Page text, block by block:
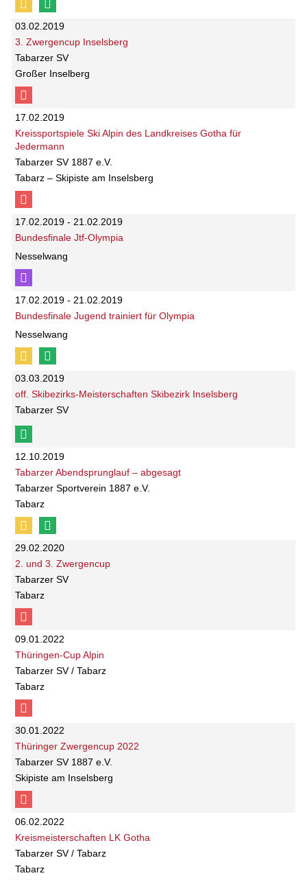
03.02.2019
3. Zwergencup Inselsberg
Tabarzer SV
Großer Inselberg
17.02.2019
Kreissportspiele Ski Alpin des Landkreises Gotha für
Jedermann
Tabarzer SV 1887 e.V.
Tabarz – Skipiste am Inselsberg
17.02.2019 - 21.02.2019
Bundesfinale Jtf-Olympia
Nesselwang
17.02.2019 - 21.02.2019
Bundesfinale Jugend trainiert für Olympia
Nesselwang
03.03.2019
off. Skibezirks-Meisterschaften Skibezirk Inselsberg
Tabarzer SV
12.10.2019
Tabarzer Abendsprunglauf – abgesagt
Tabarzer Sportverein 1887 e.V.
Tabarz
29.02.2020
2. und 3. Zwergencup
Tabarzer SV
Tabarz
09.01.2022
Thüringen-Cup Alpin
Tabarzer SV / Tabarz
Tabarz
30.01.2022
Thüringer Zwergencup 2022
Tabarzer SV 1887 e.V.
Skipiste am Inselsberg
06.02.2022
Kreismeisterschaften LK Gotha
Tabarzer SV / Tabarz
Tabarz